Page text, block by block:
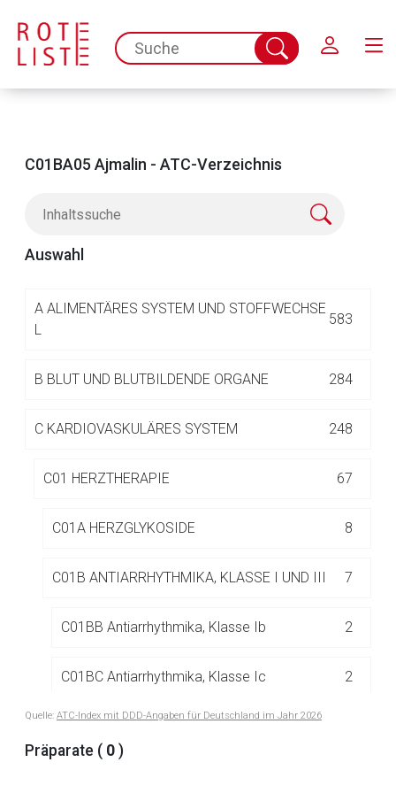
spc.search.input.placeholder
Suche
abschicken
C01BA05 Ajmalin - ATC-Verzeichnis
Auswahl
A ALIMENTÄRES SYSTEM UND STOFFWECHSE
L
583
B BLUT UND BLUTBILDENDE ORGANE 284
C KARDIOVASKULÄRES SYSTEM 248
C01 HERZTHERAPIE 67
C01A HERZGLYKOSIDE 8
C01B ANTIARRHYTHMIKA, KLASSE I UND III 7
C01BB Antiarrhythmika, Klasse Ib 2
C01BC Antiarrhythmika, Klasse Ic 2
C01BD Antiarrhythmika, Klasse III
Quelle: ATC-Index mit DDD-Angaben für Deutschland im Jahr 2026
Präparate ( 0 )
Aufruf einer externen Seite
Seite. Für die Inhalte der externen Web-Seite ist deren
Datenschutzbestimmungen.
Zurück zur rote-liste.de Zur Seite